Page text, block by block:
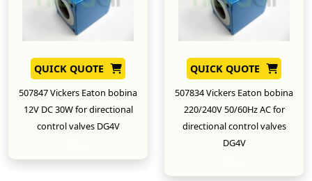
QUICK QUOTE
507847 Vickers Eaton bobina
12V DC 30W for directional
control valves DG4V
QUICK QUOTE
507834 Vickers Eaton bobina
220/240V 50/60Hz AC for
directional control valves
DG4V